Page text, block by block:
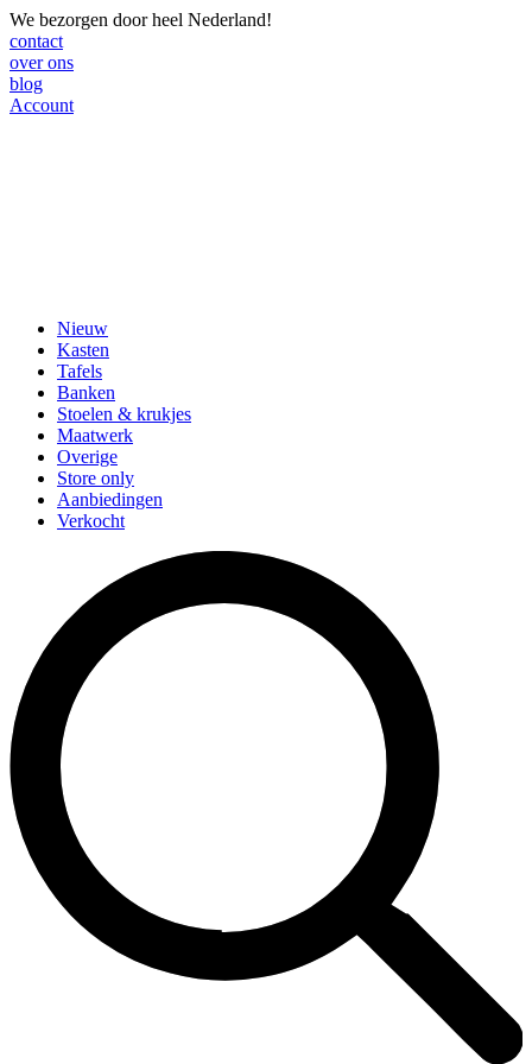
We bezorgen door heel Nederland!
contact
over ons
blog
Account
Nieuw
Kasten
Tafels
Banken
Stoelen & krukjes
Maatwerk
Overige
Store only
Aanbiedingen
Verkocht